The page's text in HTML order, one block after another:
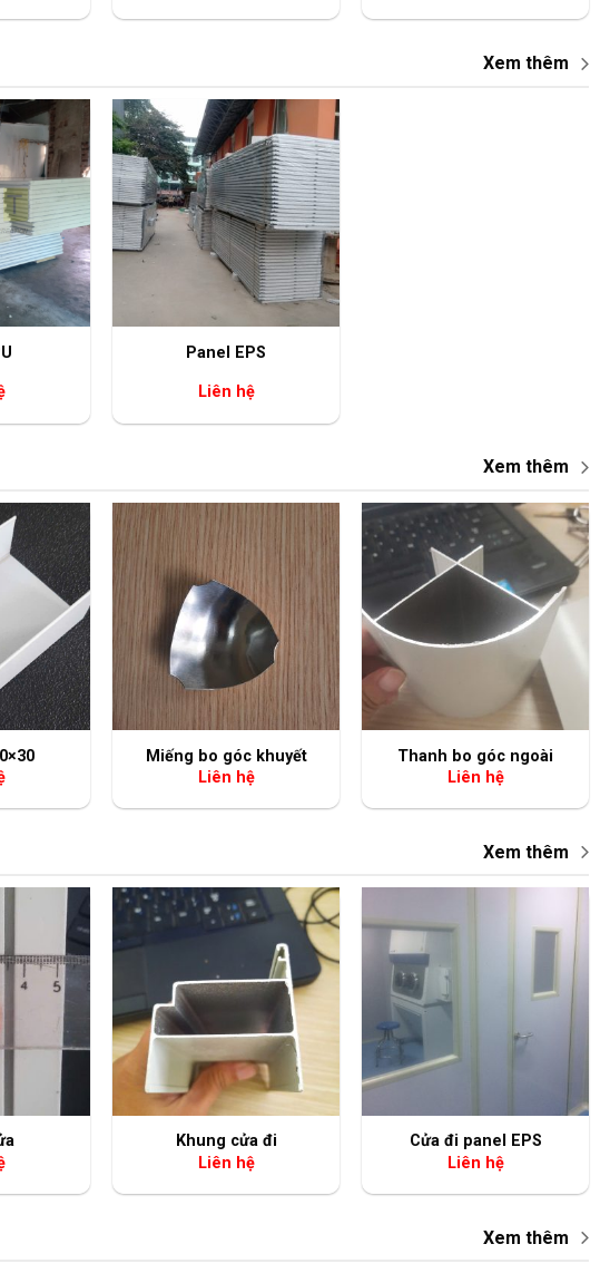
Xem thêm
Panel EPS
Liên hệ
Xem thêm
Miếng bo góc khuyết
Liên hệ
Thanh bo góc ngoài
Liên hệ
Xem thêm
+
Khung cửa đi
Liên hệ
Cửa đi panel EPS
Liên hệ
Xem thêm